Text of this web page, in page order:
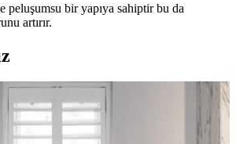
peluşumsu bir yapıya sahiptir bu da
artırır.
ve Dayanıklılığıyla İç
Katan Çözüm